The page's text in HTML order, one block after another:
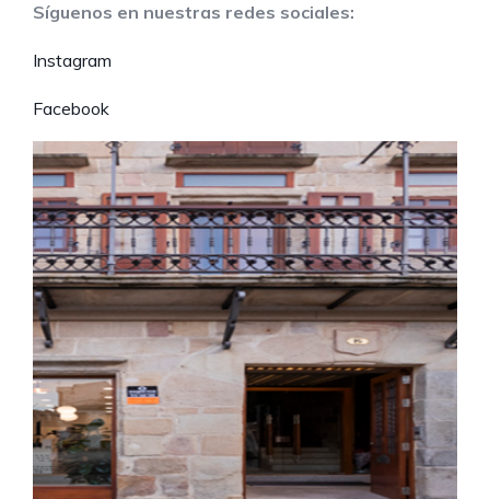
Síguenos en nuestras redes sociales:
Instagram
Facebook